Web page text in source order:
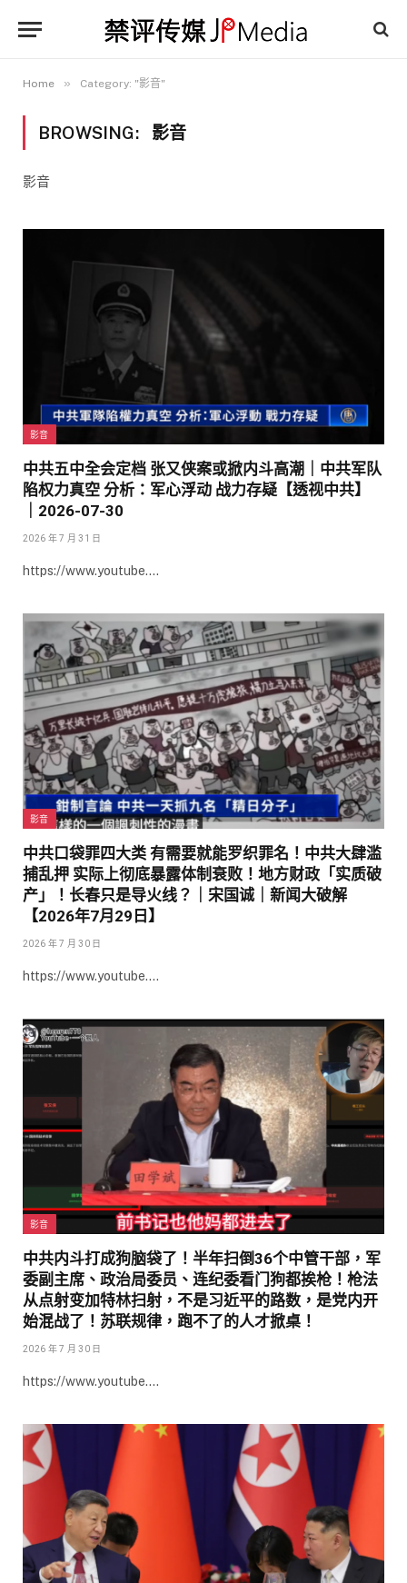
Home » Category: "影音"
BROWSING: 影音
影音
影音
中共五中全会定档 张又侠案或掀内斗高潮｜中共军队
陷权力真空 分析：军心浮动 战力存疑【透视中共】
｜2026-07-30
2026 年 7 月 31 日
https://www.youtube.…
影音
中共口袋罪四大类 有需要就能罗织罪名！中共大肆滥
捕乱押 实际上彻底暴露体制衰败！地方财政「实质破
产」！长春只是导火线？｜宋国诚｜新闻大破解
【2026年7月29日】
2026 年 7 月 30 日
https://www.youtube.…
影音
中共内斗打成狗脑袋了！半年扫倒36个中管干部，军
委副主席、政治局委员、连纪委看门狗都挨枪！枪法
从点射变加特林扫射，不是习近平的路数，是党内开
始混战了！苏联规律，跑不了的人才掀桌！
2026 年 7 月 30 日
https://www.youtube.…